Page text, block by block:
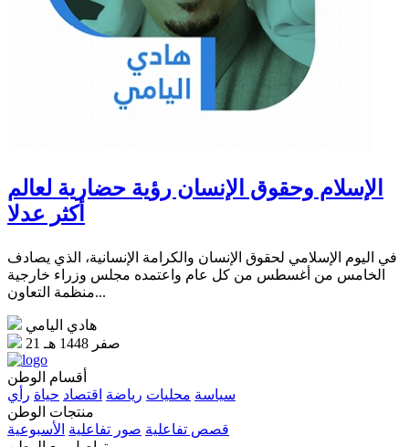
الإسلام وحقوق الإنسان رؤية حضارية لعالم
أكثر عدلا
في اليوم الإسلامي لحقوق الإنسان والكرامة الإنسانية، الذي يصادف
الخامس من أغسطس من كل عام واعتمده مجلس وزراء خارجية
منظمة التعاون...
هادي اليامي
21 صفر 1448 هـ
أقسام الوطن
سياسة محليات رياضة اقتصاد حياة رأي
منتجات الوطن
قصص تفاعلية صور تفاعلية الأسبوعية